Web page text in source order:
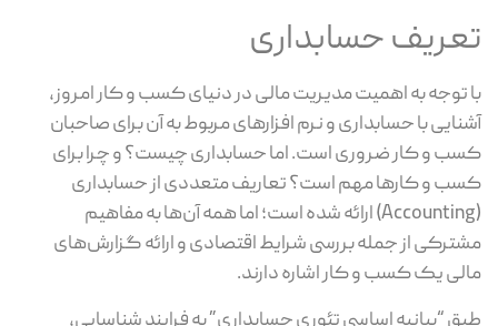
تعریف حسابداری
با توجه به اهمیت مدیریت مالی در دنیای کسب و کار امروز،
آشنایی با حسابداری و نرم افزارهای مربوط به آن برای صاحبان
کسب و کار ضروری است. اما حسابداری چیست؟ و چرا برای
کسب و کارها مهم است؟ تعاریف متعددی از حسابداری
(Accounting) ارائه شده است؛ اما همه آن‌ها به مفاهیم
مشترکی از جمله بررسی شرایط اقتصادی و ارائه گزارش‌های
مالی یک کسب و کار اشاره دارند.